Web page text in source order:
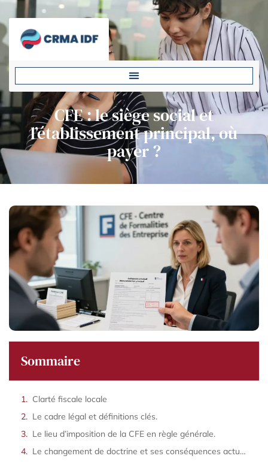
CFE : le siège social et
l’établissement principal, où
payer ?
Sommaire
Clarté fiscale locale
Le cadre légal et définitions clés.
Le lieu d’imposition de la CFE en règle générale.
Le changement de doctrine et ses conséquences actuelles.